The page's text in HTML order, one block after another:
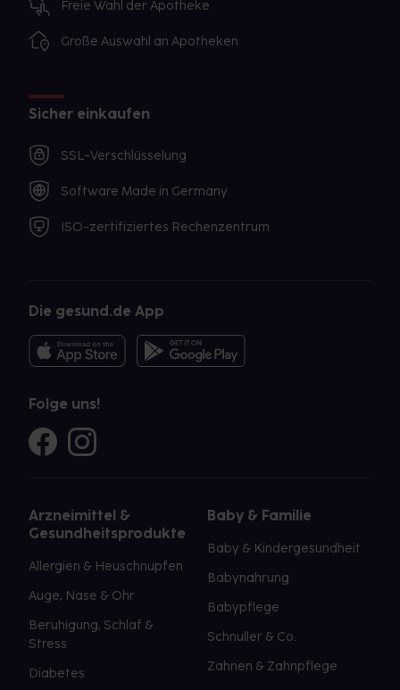
Freie Wahl der Apotheke
Große Auswahl an Apotheken
Sicher einkaufen
SSL-Verschlüsselung
Software Made in Germany
ISO-zertifiziertes Rechenzentrum
Die gesund.de App
Folge uns!
Arzneimittel &
Gesundheitsprodukte
Allergien & Heuschnupfen
Auge, Nase & Ohr
Beruhigung, Schlaf &
Stress
Diabetes
Baby & Familie
Baby & Kindergesundheit
Babynahrung
Babypflege
Schnuller & Co.
Zahnen & Zahnpflege